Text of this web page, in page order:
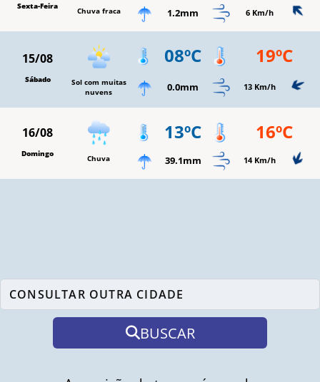
Sexta-Feira Chuva fraca 1.2mm 6 Km/h
15/08
Sábado
Sol com muitas
nuvens
08ºC 19ºC
0.0mm 13 Km/h
16/08
Domingo Chuva
13ºC 16ºC
39.1mm 14 Km/h
BUSCAR